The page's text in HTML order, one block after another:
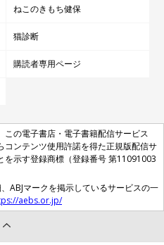
ねこのきもち健保
猫診断
購読者専用ページ
この電子書店・電子書籍配信サービス
コンテンツ使用許諾を得た正規版配信サ
を示す登録商標（登録番号 第11091003
ABJマークを掲示しているサービスの一
aebs.or.jp/